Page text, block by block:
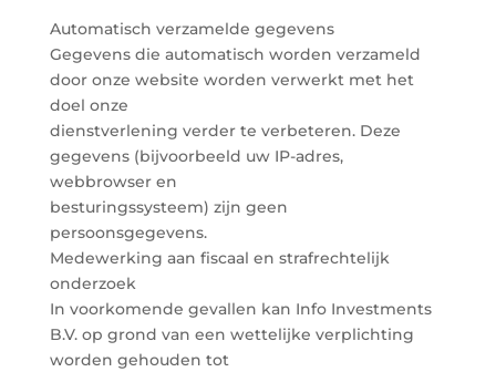
Automatisch verzamelde gegevens
Gegevens die automatisch worden verzameld
door onze website worden verwerkt met het
doel onze
dienstverlening verder te verbeteren. Deze
gegevens (bijvoorbeeld uw IP-adres,
webbrowser en
besturingssysteem) zijn geen
persoonsgegevens.
Medewerking aan fiscaal en strafrechtelijk
onderzoek
In voorkomende gevallen kan Info Investments
B.V. op grond van een wettelijke verplichting
worden gehouden tot